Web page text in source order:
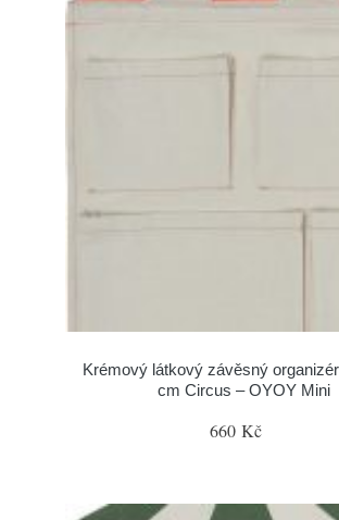
Krémový látkový závěsný
cm Circus – OYOY Mini
660 Kč